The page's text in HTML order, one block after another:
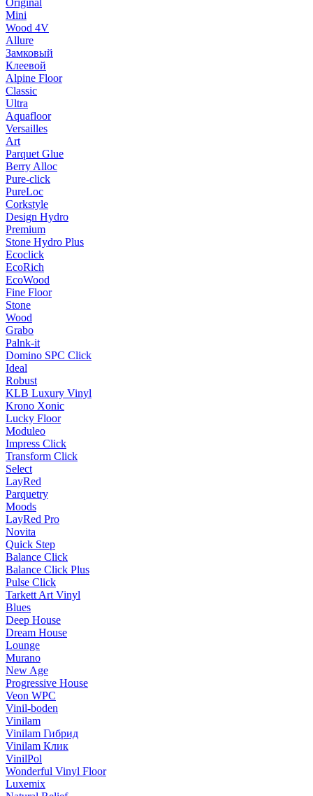
Original
Mini
Wood 4V
Allure
Замковый
Клеевой
Alpine Floor
Classic
Ultra
Aquafloor
Versailles
Art
Parquet Glue
Berry Alloc
Pure-click
PureLoc
Corkstyle
Design Hydro
Premium
Stone Hydro Plus
Ecoclick
EcoRich
EcoWood
Fine Floor
Stone
Wood
Grabo
Palnk-it
Domino SPC Click
Ideal
Robust
KLB Luxury Vinyl
Krono Xonic
Lucky Floor
Moduleo
Impress Click
Transform Click
Select
LayRed
Parquetry
Moods
LayRed Pro
Novita
Quick Step
Balance Click
Balance Click Plus
Pulse Click
Tarkett Art Vinyl
Blues
Deep House
Dream House
Lounge
Murano
New Age
Progressive House
Veon WPC
Vinil-boden
Vinilam
Vinilam Гибрид
Vinilam Клик
VinilPol
Wonderful Vinyl Floor
Luxemix